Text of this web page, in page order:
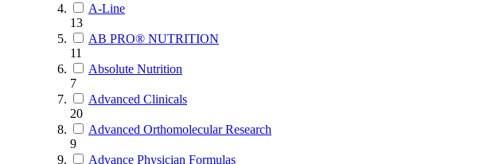
A-Line
13
AB PRO® NUTRITION
11
Absolute Nutrition
7
Advanced Clinicals
20
Advanced Orthomolecular Research
9
Advance Physician Formulas